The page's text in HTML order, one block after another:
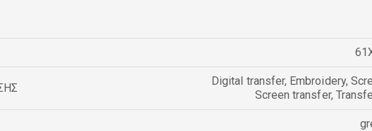
Digital transfer, Embroidery,
Screen transfer,